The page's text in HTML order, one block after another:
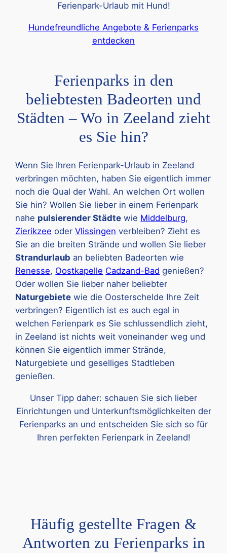
Ferienpark-Urlaub mit Hund!
Hundefreundliche Angebote & Ferienparks
entdecken
Ferienparks in den
beliebtesten Badeorten und
Städten – Wo in Zeeland zieht
es Sie hin?
Wenn Sie Ihren Ferienpark-Urlaub in Zeeland
verbringen möchten, haben Sie eigentlich immer
noch die Qual der Wahl. An welchen Ort wollen
Sie hin? Wollen Sie lieber in einem Ferienpark
nahe pulsierender Städte wie Middelburg,
Zierikzee oderVlissingen verbleiben? Zieht es
Sie an die breiten Strände und wollen Sie lieber
Strandurlaub an beliebten Badeorten wie
Renesse, Oostkapelle Cadzand-Bad genießen?
Oder wollen Sie lieber naher beliebter
Naturgebiete wie die Oosterschelde Ihre Zeit
verbringen? Eigentlich ist es auch egal in
welchen Ferienpark es Sie schlussendlich zieht,
in Zeeland ist nichts weit voneinander weg und
können Sie eigentlich immer Strände,
Naturgebiete und geselliges Stadtleben
genießen.
Unser Tipp daher: schauen Sie sich lieber
Einrichtungen und Unterkunftsmöglichkeiten der
Ferienparks an und entscheiden Sie sich so für
Ihren perfekten Ferienpark in Zeeland!
Häufig gestellte Fragen &
Antworten zu Ferienparks in